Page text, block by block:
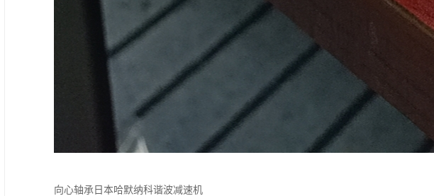
向心轴承日本哈默纳科谐波减速机